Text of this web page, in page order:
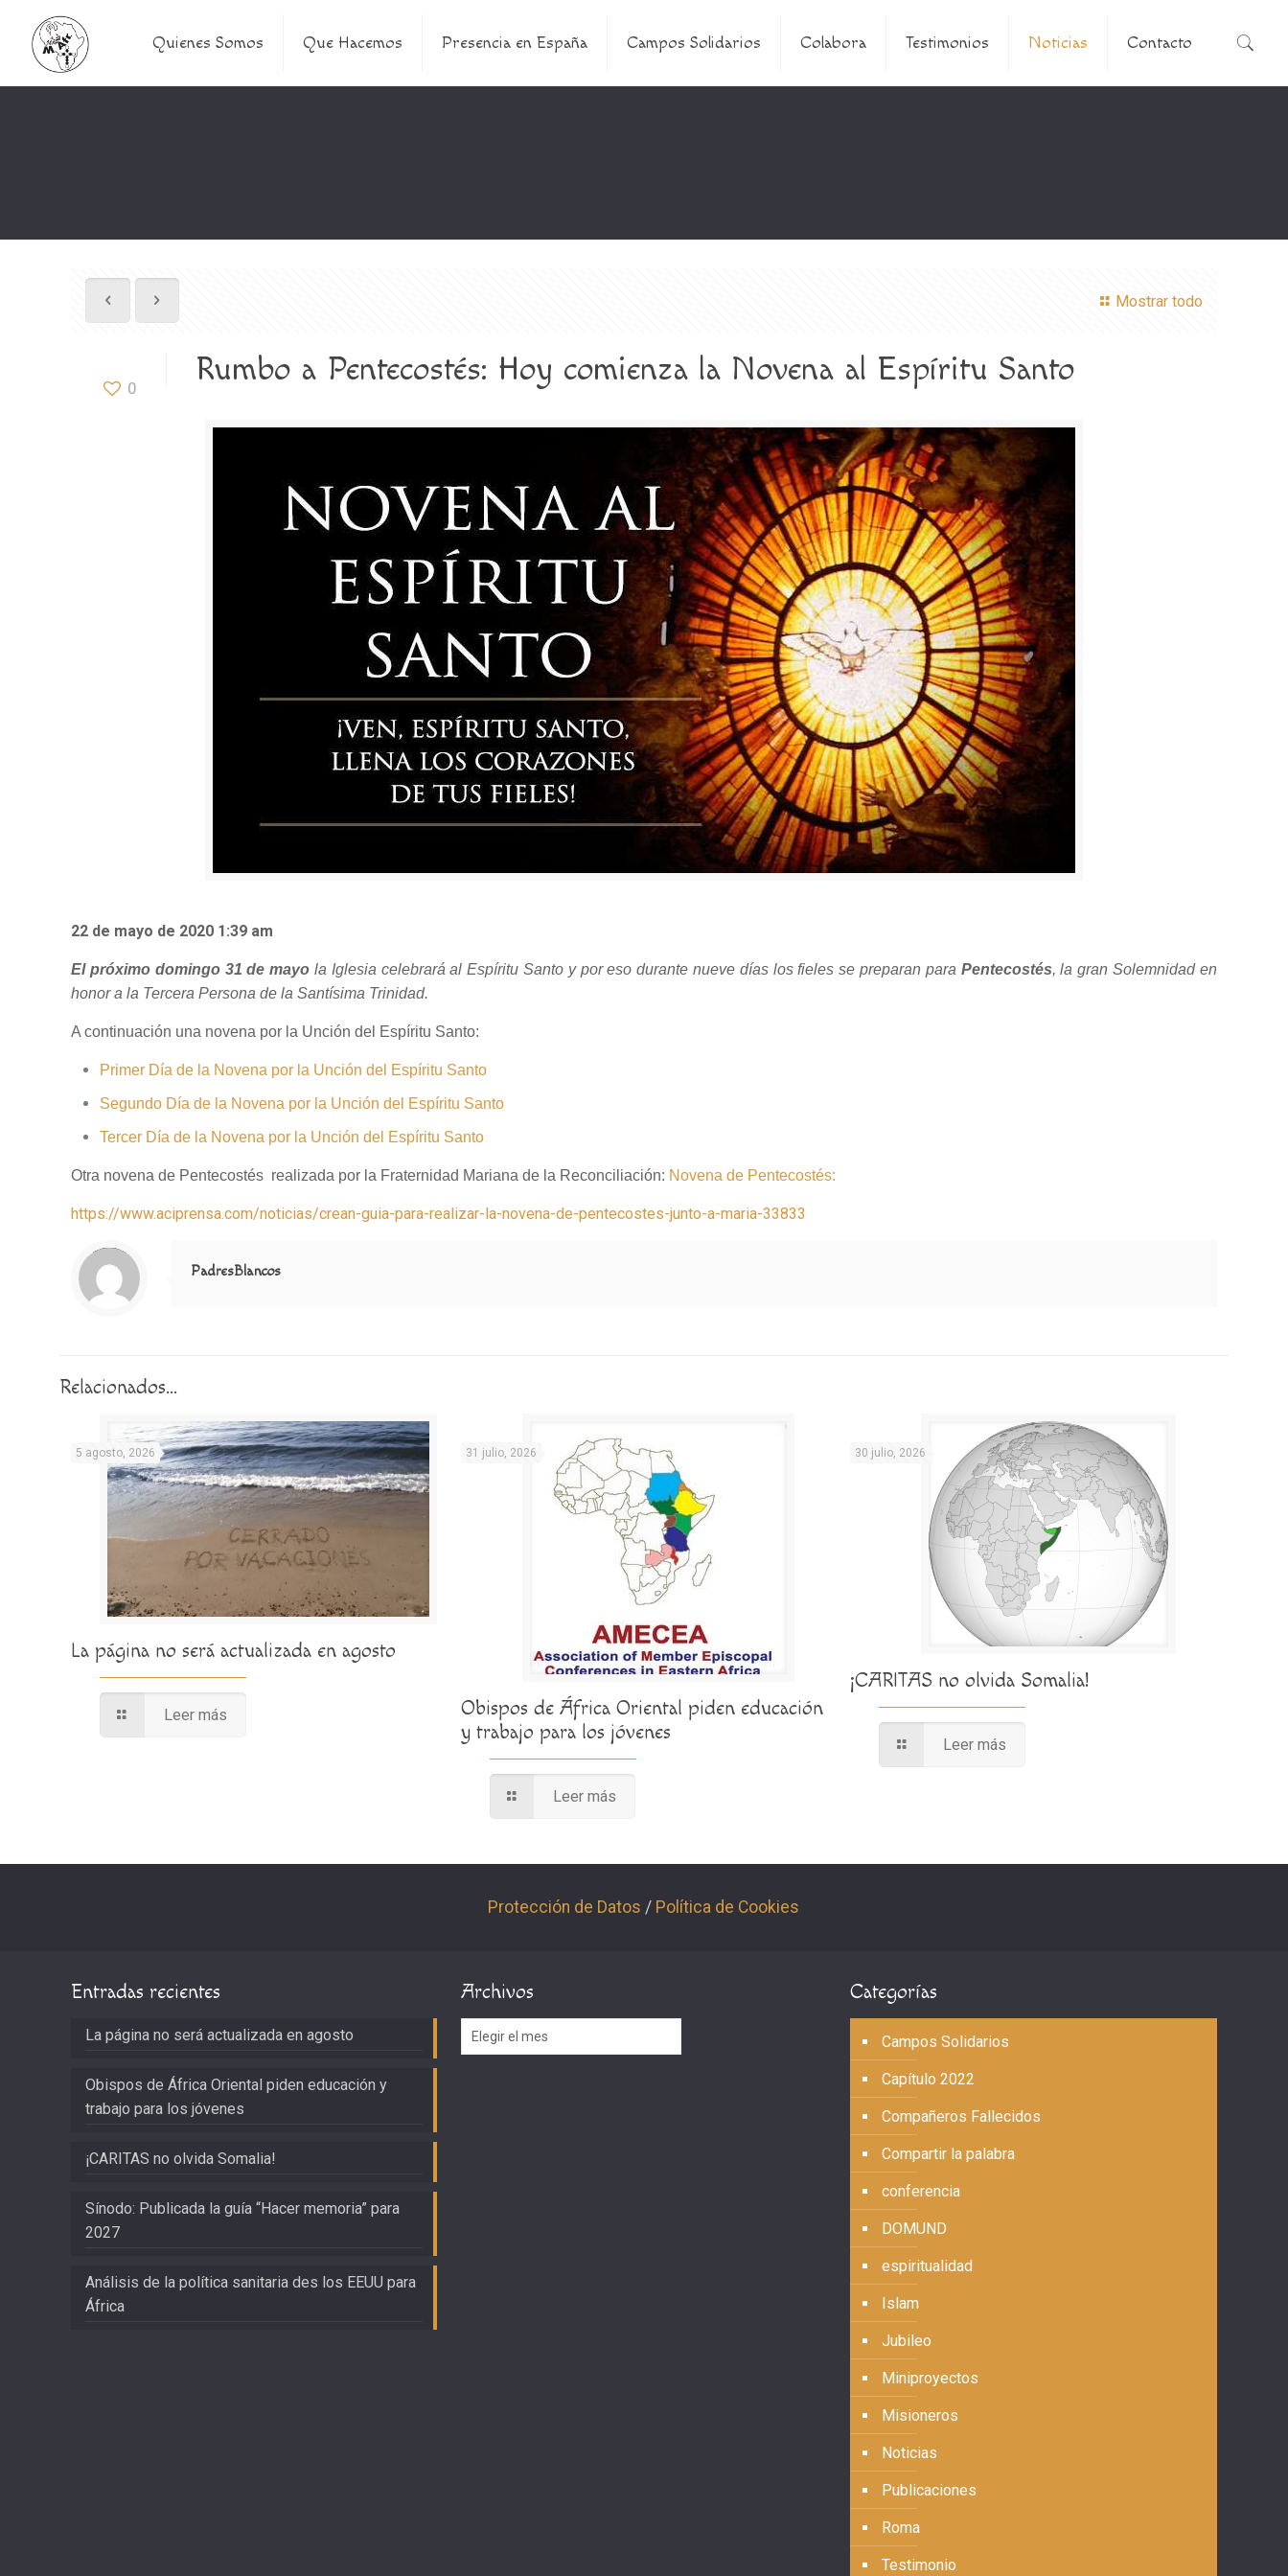
Quienes Somos Que Hacemos Presencia en España Campos Solidarios Colabora Testimonios Noticias Contacto
Mostrar todo
0 Rumbo a Pentecostés: Hoy comienza la Novena al Espíritu Santo
22 de mayo de 2020 1:39 am
El próximo domingo 31 de mayo la Iglesia celebrará al Espíritu Santo y por eso durante nueve días los fieles se preparan para Pentecostés, la gran Solemnidad en
honor a la Tercera Persona de la Santísima Trinidad.
A continuación una novena por la Unción del Espíritu Santo:
Primer Día de la Novena por la Unción del Espíritu Santo
Segundo Día de la Novena por la Unción del Espíritu Santo
Tercer Día de la Novena por la Unción del Espíritu Santo
Otra novena de Pentecostés realizada por la Fraternidad Mariana de la Reconciliación: Novena de Pentecostés:
https://www.aciprensa.com/noticias/crean-guia-para-realizar-la-novena-de-pentecostes-junto-a-maria-33833
Notice
: Trying to access array offset on value of type null in
/home/misioner/public_html/padresblancos/themes/betheme/includes/content-single.php
on line
286
PadresBlancos
Relacionados...
5 agosto, 2026
La página no será actualizada en agosto
Leer más
31 julio, 2026
Obispos de África Oriental piden educación
y trabajo para los jóvenes
Leer más
30 julio, 2026
¡CARITAS no olvida Somalia!
Leer más
Protección de Datos / Política de Cookies
Entradas recientes
La página no será actualizada en agosto
Obispos de África Oriental piden educación y
trabajo para los jóvenes
¡CARITAS no olvida Somalia!
Sínodo: Publicada la guía “Hacer memoria” para
2027
Análisis de la política sanitaria des los EEUU para
África
Archivos
Archivos
Categorías
Campos Solidarios
Capítulo 2022
Compañeros Fallecidos
Compartir la palabra
conferencia
DOMUND
espiritualidad
Islam
Jubileo
Miniproyectos
Misioneros
Noticias
Publicaciones
Roma
Testimonio